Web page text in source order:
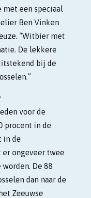
met een speciaal
Ben Vinken
“Witbier met
De lekkere
bij de
voor de
procent in de
in de
er ongeveer twee
De 88
dan naar de
Zeeuwse